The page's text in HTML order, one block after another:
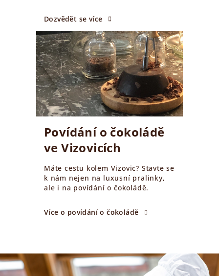
Dozvědět se více
Povídání o čokoládě
ve Vizovicích
Máte cestu kolem Vizovic? Stavte se
k nám nejen na luxusní pralinky,
ale i na povídání o čokoládě.
Více o povídání o čokoládě